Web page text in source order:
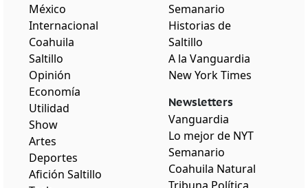
México
Internacional
Coahuila
Saltillo
Opinión
Economía
Utilidad
Show
Artes
Deportes
Afición Saltillo
Semanario
Historias de
Saltillo
A la Vanguardia
New York Times
Newsletters
Vanguardia
Lo mejor de NYT
Semanario
Coahuila Natural